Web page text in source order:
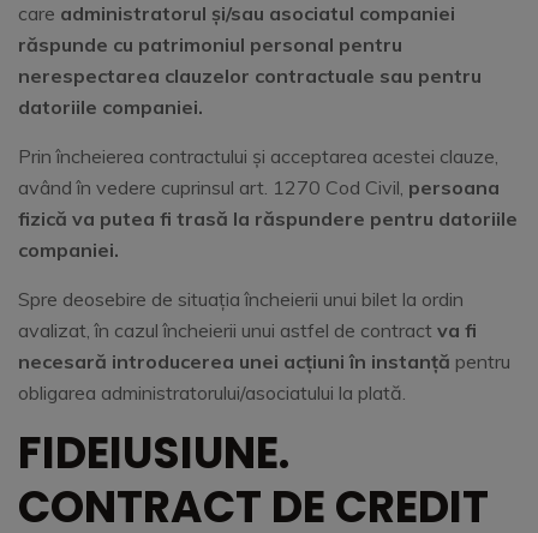
care administratorul și/sau asociatul companiei
răspunde cu patrimoniul personal pentru
nerespectarea clauzelor contractuale sau pentru
datoriile companiei.
Prin încheierea contractului și acceptarea acestei clauze,
având în vedere cuprinsul art. 1270 Cod Civil, persoana
fizică va putea fi trasă la răspundere pentru datoriile
companiei.
Spre deosebire de situația încheierii unui bilet la ordin
avalizat, în cazul încheierii unui astfel de contract va fi
necesară introducerea unei acțiuni în instanță pentru
obligarea administratorului/asociatului la plată.
FIDEIUSIUNE.
CONTRACT DE CREDIT